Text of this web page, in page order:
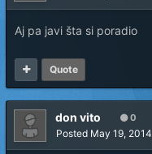
Aj pa javi šta si poradio
Quote
don vito 0
Posted May 19, 2014